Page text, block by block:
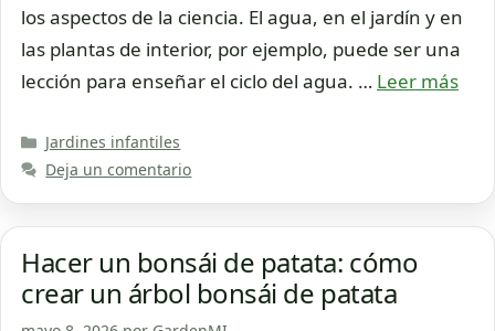
los aspectos de la ciencia. El agua, en el jardín y en
las plantas de interior, por ejemplo, puede ser una
lección para enseñar el ciclo del agua. … Leer más
Categorías
Jardines infantiles
Deja un comentario
Hacer un bonsái de patata: cómo
crear un árbol bonsái de patata